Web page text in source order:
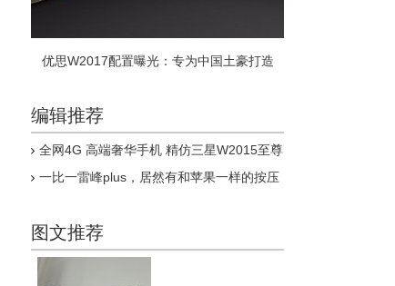
优思W2017配置曝光：专为中国土豪打造
编辑推荐
全网4G 高端奢华手机 精仿三星W2015至尊
一比一雷峰plus，居然有和苹果一样的按压
图文推荐